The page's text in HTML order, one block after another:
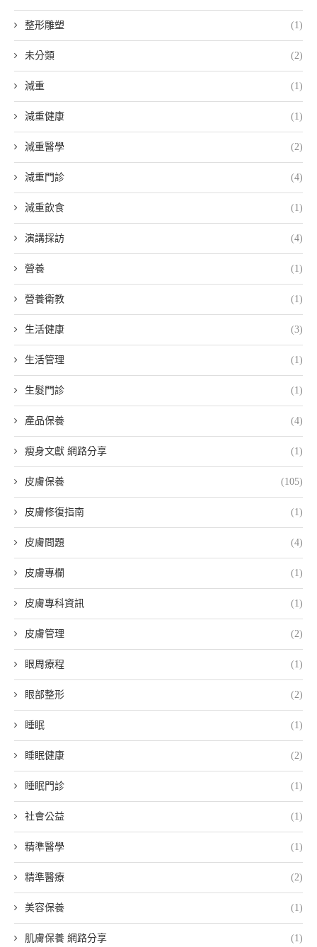
整形雕塑 (1)
未分類 (2)
減重 (1)
減重健康 (1)
減重醫學 (2)
減重門診 (4)
減重飲食 (1)
演講採訪 (4)
營養 (1)
營養衛教 (1)
生活健康 (3)
生活管理 (1)
生髮門診 (1)
產品保養 (4)
瘦身文獻 網路分享 (1)
皮膚保養 (105)
皮膚修復指南 (1)
皮膚問題 (4)
皮膚專欄 (1)
皮膚專科資訊 (1)
皮膚管理 (2)
眼周療程 (1)
眼部整形 (2)
睡眠 (1)
睡眠健康 (2)
睡眠門診 (1)
社會公益 (1)
精準醫學 (1)
精準醫療 (2)
美容保養 (1)
肌膚保養 網路分享 (1)